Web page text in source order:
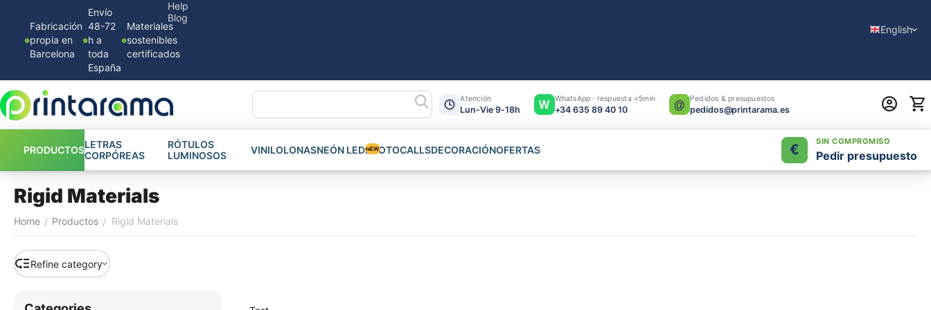
Fabricación
propia en
Barcelona
Envío
48-72
h a
toda
España
Materiales
sostenibles
certificados
Help
Blog
English
Atención
Lun-Vie 9-18h W
WhatsApp · respuesta <5min
+34 635 89 40 10 @
Pedidos & presupuestos
pedidos@printarama.es
PRODUCTOSLETRAS
CORPÓREAS
RÓTULOS
LUMINOSOS
VINILOLONASNEÓN LEDNEW
PHOTOCALLSDECORACIÓNOFERTAS €
SIN COMPROMISO
Pedir presupuesto
Rigid Materials
Home / Productos / Rigid Materials
Refine category